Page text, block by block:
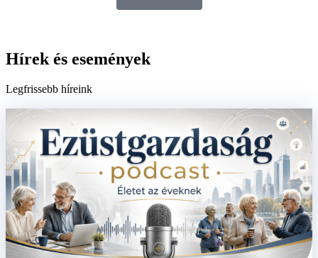
Hírek és események
Legfrissebb híreink